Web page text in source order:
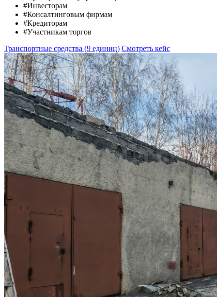
#Инвесторам
#Консалтинговым фирмам
#Кредиторам
#Участникам торгов
Транспортные средства (9 единиц) Смотреть кейс